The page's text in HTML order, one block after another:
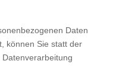
Daten
können Sie statt der